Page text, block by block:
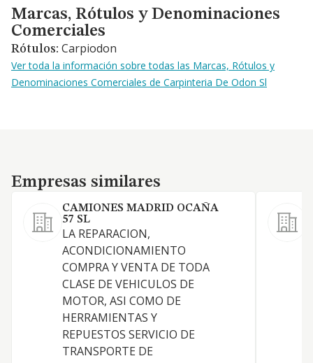
Marcas, Rótulos y Denominaciones Comerciales
Marcas, Rótulos y Denominaciones
Comerciales
Rótulos: Carpiodon
Ver toda la información sobre todas las Marcas, Rótulos y
Denominaciones Comerciales de Carpinteria De Odon Sl
Empresas similares
Empresas similares
CAMIONES MADRID OCAÑA
57 SL
LA REPARACION,
ACONDICIONAMIENTO
COMPRA Y VENTA DE TODA
CLASE DE VEHICULOS DE
MOTOR, ASI COMO DE
HERRAMIENTAS Y
REPUESTOS SERVICIO DE
TRANSPORTE DE